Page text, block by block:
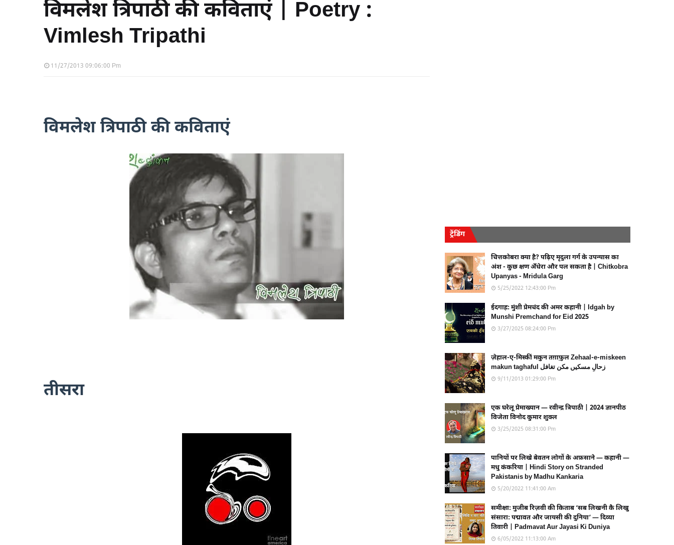
विमलेश त्रिपाठी की कविताएं | Poetry :
Vimlesh Tripathi
11/27/2013 09:06:00 Pm
विमलेश त्रिपाठी की कविताएं
तीसरा
ट्रेंडिंग
चित्तकोबरा क्या है? पढ़िए मृदुला गर्ग के उपन्यास का
अंश - कुछ क्षण अँधेरा और पल सकता है | Chitkobra
Upanyas - Mridula Garg
5/25/2022 12:43:00 Pm
ईदगाह: मुंशी प्रेमचंद की अमर कहानी | Idgah by
Munshi Premchand for Eid 2025
3/27/2025 08:24:00 Pm
ज़ेहाल-ए-मिस्कीं मकुन तग़ाफ़ुल Zehaal-e-miskeen
makun taghaful زحالِ مسکیں مکن تغافل
9/11/2013 01:29:00 Pm
एक घरेलू प्रेमाख्यान — रवीन्द्र त्रिपाठी | 2024 ज्ञानपीठ
विजेता विनोद कुमार शुक्ल
3/25/2025 08:31:00 Pm
पानियों पर लिखे बेवतन लोगों के अफ़साने — कहानी —
मधु कंकरिया | Hindi Story on Stranded
Pakistanis by Madhu Kankaria
5/20/2022 11:41:00 Am
समीक्षा: मुजीब रिज़वी की किताब ‘सब लिखनी कै लिखु
संसारा: पद्मावत और जायसी की दुनिया’ — दिव्या
तिवारी | Padmavat Aur Jayasi Ki Duniya
6/05/2022 11:13:00 Am